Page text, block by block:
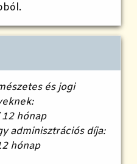
és jogi
hónap
adminisztrációs díja:
hónap